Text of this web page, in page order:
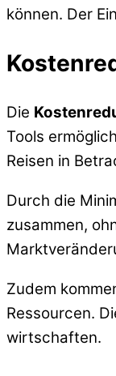
können. Der
Die
Tools
Reisen in
Durch die
zusammen,
Zudem
Ressourcen.
wirtschaften.